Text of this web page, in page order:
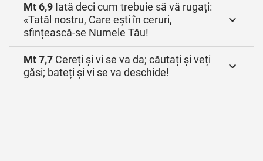
Mt 6,9 Iată deci cum trebuie să vă rugați:
«Tatăl nostru, Care ești în ceruri,
sfințească‑se Numele Tău!
Mt 7,7 Cereți și vi se va da; căutați și veți
găsi; bateți și vi se va deschide!